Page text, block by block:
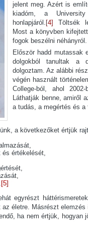
jelent meg. Azért is
kiadóm, a
honlapjáról. [4]
Töltsék
Most a könyvben
fogok beszélni néhányról.
Először hadd mutassak
dolgokból tanultak a
dolgoztam. Az alábbi
végén használt
College-ból, ahol
Láthatják benne, amiről
a tudás, a megértés és
a következőket értjük
és értékelését,
[5]
egyrészt
életre. Másrészt elemzés
ha nem értjük, hogyan